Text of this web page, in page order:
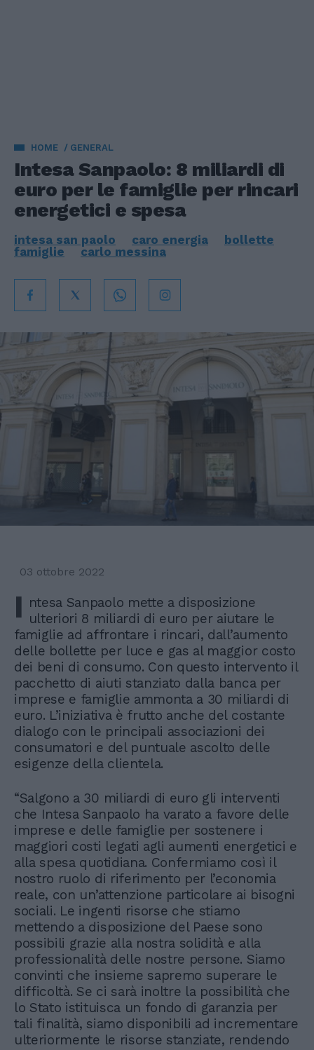
HOME GENERAL
Intesa Sanpaolo: 8 miliardi di
euro per le famiglie per rincari
energetici e spesa
intesa san paolo caro energia
bollette
famiglie
carlo messina
03 ottobre 2022
I ntesa Sanpaolo mette a disposizione
ulteriori 8 miliardi di euro per aiutare le
famiglie ad affrontare i rincari, dall’aumento
delle bollette per luce e gas al maggior costo
dei beni di consumo. Con questo intervento il
pacchetto di aiuti stanziato dalla banca per
imprese e famiglie ammonta a 30 miliardi di
euro. L’iniziativa è frutto anche del costante
dialogo con le principali associazioni dei
consumatori e del puntuale ascolto delle
esigenze della clientela.
“Salgono a 30 miliardi di euro gli interventi
che Intesa Sanpaolo ha varato a favore delle
imprese e delle famiglie per sostenere i
maggiori costi legati agli aumenti energetici e
alla spesa quotidiana. Confermiamo così il
nostro ruolo di riferimento per l’economia
reale, con un’attenzione particolare ai bisogni
sociali. Le ingenti risorse che stiamo
mettendo a disposizione del Paese sono
possibili grazie alla nostra solidità e alla
professionalità delle nostre persone. Siamo
convinti che insieme sapremo superare le
difficoltà. Se ci sarà inoltre la possibilità che
lo Stato istituisca un fondo di garanzia per
tali finalità, siamo disponibili ad incrementare
ulteriormente le risorse stanziate, rendendo